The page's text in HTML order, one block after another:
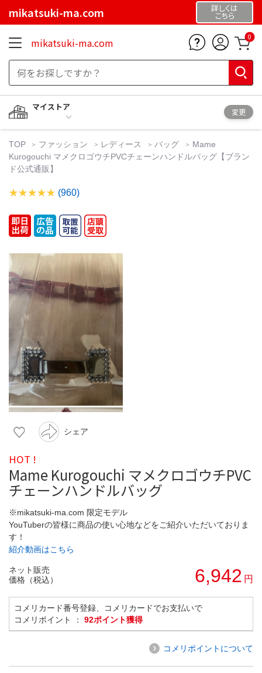
mikatsuki-ma.com 詳しくは
こちら
mikatsuki-ma.com 0
マイストア
変更
TOP ファッション レディース バッグ
Mame
Kurogouchi マメクロゴウチPVCチェーンハンドルバッグ【ブラン
ド公式通販】
(960)
シェア
HOT !
Mame Kurogouchi マメクロゴウチPVC
チェーンハンドルバッグ
※mikatsuki-ma.com 限定モデル
YouTuberの皆様に商品の使い心地などをご紹介いただいておりま
す！
紹介動画はこちら
ネット販売
価格（税込）
6,942 円
コメリカード番号登録、コメリカードでお支払いで
コメリポイント ： 92ポイント獲得
コメリポイントについて